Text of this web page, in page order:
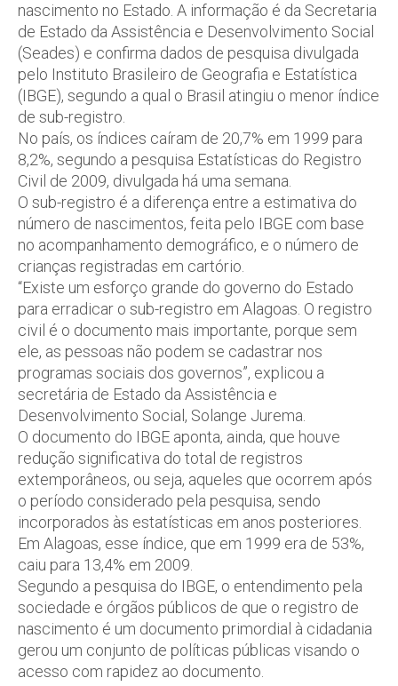
nascimento no Estado. A informação é da Secretaria
de Estado da Assistência e Desenvolvimento Social
(Seades) e confirma dados de pesquisa divulgada
pelo Instituto Brasileiro de Geografia e Estatística
(IBGE), segundo a qual o Brasil atingiu o menor índice
de sub-registro.
No país, os índices caíram de 20,7% em 1999 para
8,2%, segundo a pesquisa Estatísticas do Registro
Civil de 2009, divulgada há uma semana.
O sub-registro é a diferença entre a estimativa do
número de nascimentos, feita pelo IBGE com base
no acompanhamento demográfico, e o número de
crianças registradas em cartório.
“Existe um esforço grande do governo do Estado
para erradicar o sub-registro em Alagoas. O registro
civil é o documento mais importante, porque sem
ele, as pessoas não podem se cadastrar nos
programas sociais dos governos”, explicou a
secretária de Estado da Assistência e
Desenvolvimento Social, Solange Jurema.
O documento do IBGE aponta, ainda, que houve
redução significativa do total de registros
extemporâneos, ou seja, aqueles que ocorrem após
o período considerado pela pesquisa, sendo
incorporados às estatísticas em anos posteriores.
Em Alagoas, esse índice, que em 1999 era de 53%,
caiu para 13,4% em 2009.
Segundo a pesquisa do IBGE, o entendimento pela
sociedade e órgãos públicos de que o registro de
nascimento é um documento primordial à cidadania
gerou um conjunto de políticas públicas visando o
acesso com rapidez ao documento.